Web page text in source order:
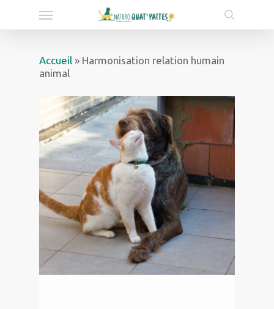
main
search
Menu
Accueil » Harmonisation relation humain
animal